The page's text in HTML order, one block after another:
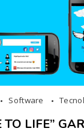
Software
TO LIFE”